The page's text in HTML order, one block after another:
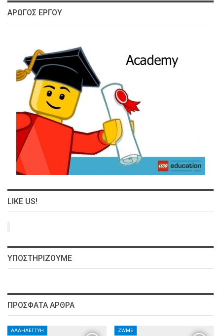
ΑΡΩΓΌΣ ΈΡΓΟΥ
LIKE US!
ΥΠΟΣΤΗΡΊΖΟΥΜΕ
ΠΡΌΣΦΑΤΑ ΆΡΘΡΑ
ΑΛΛΗΛΕΓΓΎΗ ZWME